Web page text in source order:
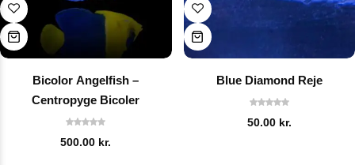
Bicolor Angelfish –
Centropyge Bicoler
500.00 kr.
Blue Diamond Reje
50.00 kr.